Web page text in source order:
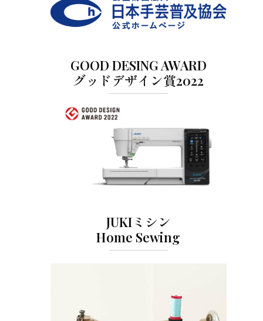
GOOD DESING AWARD
グッドデザイン賞2022
JUKIミシン
Home Sewing